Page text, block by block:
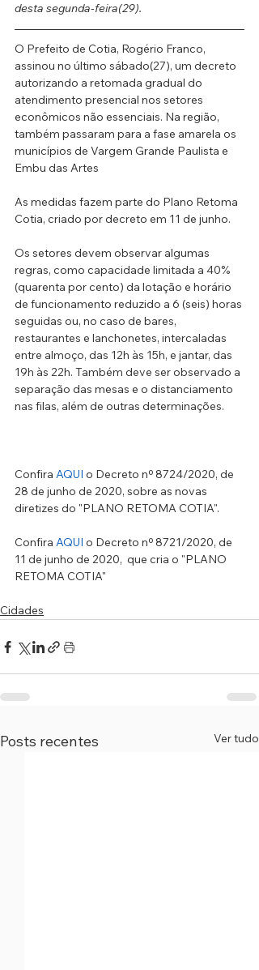
desta segunda-feira(29).
O Prefeito de Cotia, Rogério Franco,
assinou no último sábado(27), um decreto
autorizando a retomada gradual do
atendimento presencial nos setores
econômicos não essenciais. Na região,
também passaram para a fase amarela os
municípios de Vargem Grande Paulista e
Embu das Artes
As medidas fazem parte do Plano Retoma
Cotia, criado por decreto em 11 de junho.
Os setores devem observar algumas
regras, como capacidade limitada a 40%
(quarenta por cento) da lotação e horário
de funcionamento reduzido a 6 (seis) horas
seguidas ou, no caso de bares,
restaurantes e lanchonetes, intercaladas
entre almoço, das 12h às 15h, e jantar, das
19h às 22h. Também deve ser observado a
separação das mesas e o distanciamento
nas filas, além de outras determinações.
Confira AQUI o Decreto nº 8724/2020, de
28 de junho de 2020, sobre as novas
diretizes do "PLANO RETOMA COTIA".
Confira AQUI o Decreto nº 8721/2020, de
11 de junho de 2020,  que cria o "PLANO
RETOMA COTIA"
Cidades
Posts recentes Ver tudo